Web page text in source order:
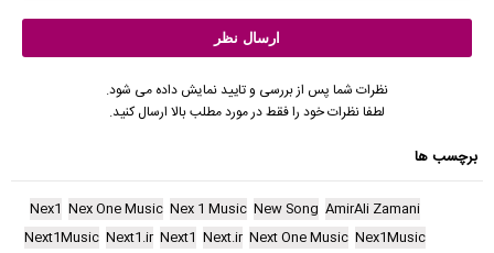
نظرات شما پس از بررسی و تایید نمایش داده می شود.
لطفا نظرات خود را فقط در مورد مطلب بالا ارسال کنید.
برچسب ها
AmirAli Zamani
New Song
Nex 1 Music
Nex One Music
Nex1
Nex1Music
Next One Music
Next.ir
Next1
Next1.ir
Next1Music